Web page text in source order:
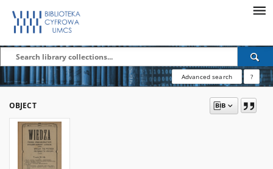
Advanced search ?
OBJECT